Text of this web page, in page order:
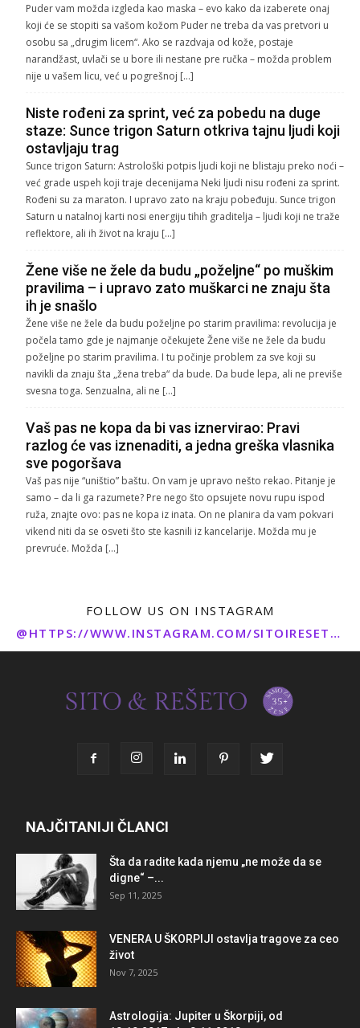
Puder vam možda izgleda kao maska – evo kako da izaberete onaj
koji će se stopiti sa vašom kožom Puder ne treba da vas pretvori u
osobu sa „drugim licem“. Ako se razdvaja od kože, postaje
narandžast, uvlači se u bore ili nestane pre ručka – možda problem
nije u vašem licu, već u pogrešnoj […]
Niste rođeni za sprint, već za pobedu na duge
staze: Sunce trigon Saturn otkriva tajnu ljudi koji
ostavljaju trag
Sunce trigon Saturn: Astrološki potpis ljudi koji ne blistaju preko noći –
već grade uspeh koji traje decenijama Neki ljudi nisu rođeni za sprint.
Rođeni su za maraton. I upravo zato na kraju pobeđuju. Sunce trigon
Saturn u natalnoj karti nosi energiju tihih graditelja – ljudi koji ne traže
reflektore, ali ih život na kraju […]
Žene više ne žele da budu „poželjne“ po muškim
pravilima – i upravo zato muškarci ne znaju šta
ih je snašlo
Žene više ne žele da budu poželjne po starim pravilima: revolucija je
počela tamo gde je najmanje očekujete Žene više ne žele da budu
poželjne po starim pravilima. I tu počinje problem za sve koji su
navikli da znaju šta „žena treba“ da bude. Da bude lepa, ali ne previše
svesna toga. Senzualna, ali ne […]
Vaš pas ne kopa da bi vas iznervirao: Pravi
razlog će vas iznenaditi, a jedna greška vlasnika
sve pogoršava
Vaš pas nije “uništio” baštu. On vam je upravo nešto rekao. Pitanje je
samo – da li ga razumete? Pre nego što opsujete novu rupu ispod
ruža, znajte ovo: pas ne kopa iz inata. On ne planira da vam pokvari
vikend niti da se osveti što ste kasnili iz kancelarije. Možda mu je
prevruće. Možda […]
FOLLOW US ON INSTAGRAM
@HTTPS://WWW.INSTAGRAM.COM/SITOIRESETO/
NAJČITANIJI ČLANCI
Šta da radite kada njemu „ne može da se
digne“ –...
Sep 11, 2025
VENERA U ŠKORPIJI ostavlja tragove za ceo
život
Nov 7, 2025
Astrologija: Jupiter u Škorpiji, od